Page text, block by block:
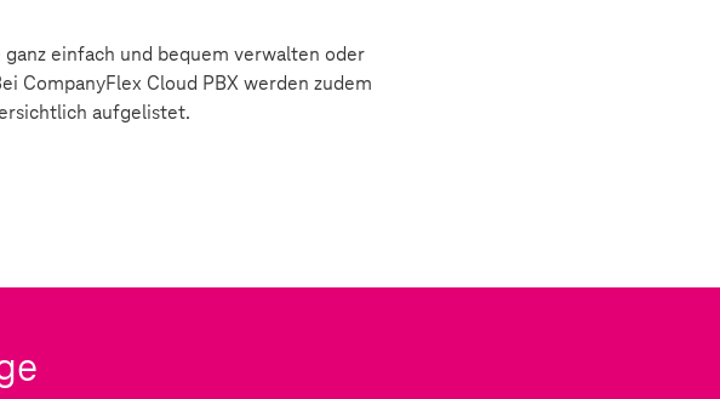
einfach und bequem verwalten oder
CompanyFlex Cloud PBX werden zudem
aufgelistet.